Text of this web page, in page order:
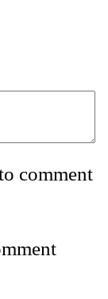
comment